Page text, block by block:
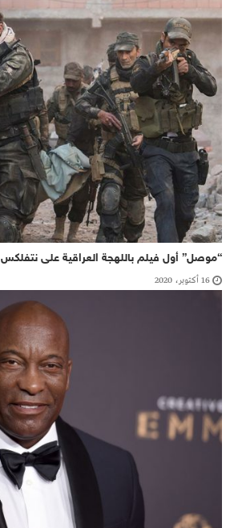
“موصل” أول فيلم باللهجة العراقية على نتفلكس
16 أكتوبر، 2020